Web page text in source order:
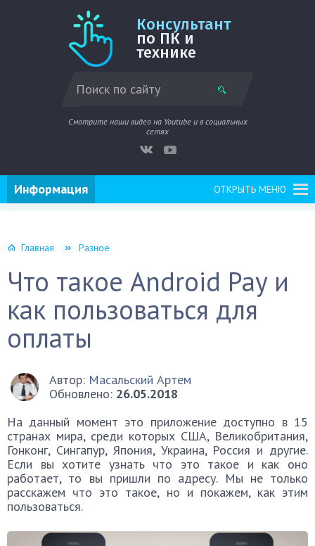
Консультант
по ПК и
технике
Смотрите наши видео на Youtube и в социальных
сетях
ОТКРЫТЬ МЕНЮ
Информация
Главная Разное
Что такое Android Pay и
как пользоваться для
оплаты
Автор: Масальский Артем
Обновлено: 26.05.2018
На данный момент это приложение доступно в 15
странах мира, среди которых США, Великобритания,
Гонконг, Сингапур, Япония, Украина, Россия и другие.
Если вы хотите узнать что это такое и как оно
работает, то вы пришли по адресу. Мы не только
расскажем что это такое, но и покажем, как этим
пользоваться.